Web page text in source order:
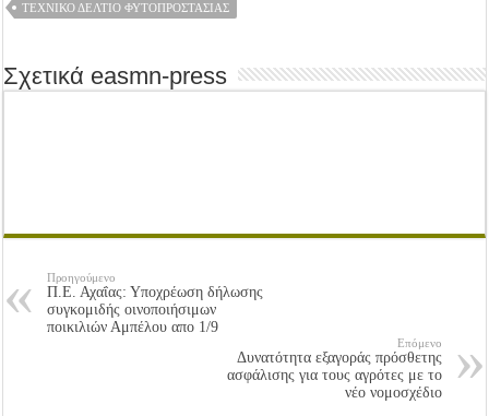
ΤΕΧΝΙΚΌ ΔΕΛΤΊΟ ΦΥΤΟΠΡΟΣΤΑΣΊΑΣ
Σχετικά easmn-press
Προηγούμενο
Π.Ε. Αχαΐας: Υποχρέωση δήλωσης
συγκομιδής οινοποιήσιμων
ποικιλιών Αμπέλου απο 1/9
Επόμενο
Δυνατότητα εξαγοράς πρόσθετης
ασφάλισης για τους αγρότες με το
νέο νομοσχέδιο